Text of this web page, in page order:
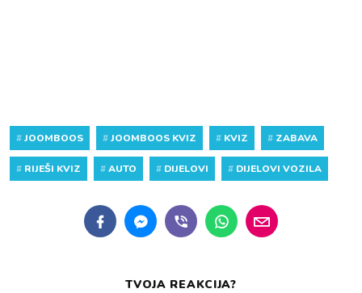
#JOOMBOOS #JOOMBOOS KVIZ # KVIZ # ZABAVA
# RIJEŠI KVIZ #AUTO # DIJELOVI # DIJELOVI VOZILA
TVOJA REAKCIJA?